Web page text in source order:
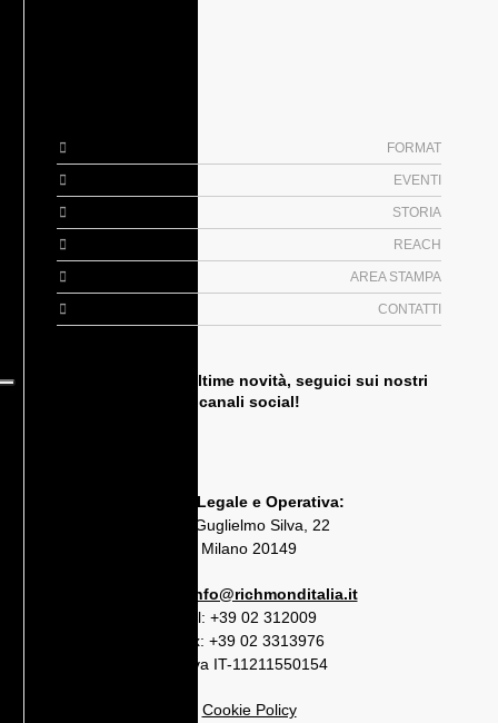
FORMAT
EVENTI
STORIA
REACH
AREA STAMPA
CONTATTI
Non perderti le ultime novità, seguici sui nostri
canali social!
Sede Legale e Operativa:
Via Guglielmo Silva, 22
Milano 20149
info@richmonditalia.it
Tel: +39 02 312009
Fax: +39 02 3313976
P. Iva IT-11211550154
Cookie Policy